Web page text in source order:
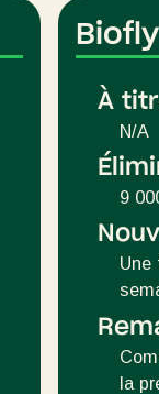
Biofly
À
N/A
9
Une
la